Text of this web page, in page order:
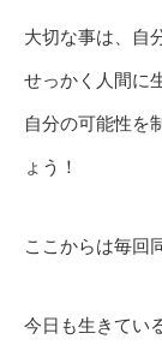
大切な事は、自
せっかく人間に
自分の可能性を
ょう！
ここからは毎回
今日も生きてい